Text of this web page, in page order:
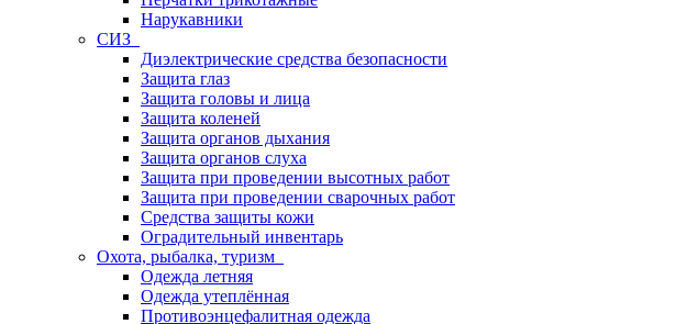
Нарукавники
СИЗ
Диэлектрические средства безопасности
Защита глаз
Защита головы и лица
Защита коленей
Защита органов дыхания
Защита органов слуха
Защита при проведении высотных работ
Защита при проведении сварочных работ
Средства защиты кожи
Оградительный инвентарь
Охота, рыбалка, туризм
Одежда летняя
Одежда утеплённая
Противоэнцефалитная одежда